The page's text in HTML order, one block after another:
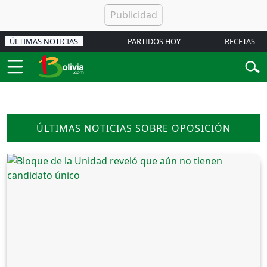
ÚLTIMAS NOTICIAS PARTIDOS HOY RECETAS
ÚLTIMAS NOTICIAS SOBRE OPOSICIÓN